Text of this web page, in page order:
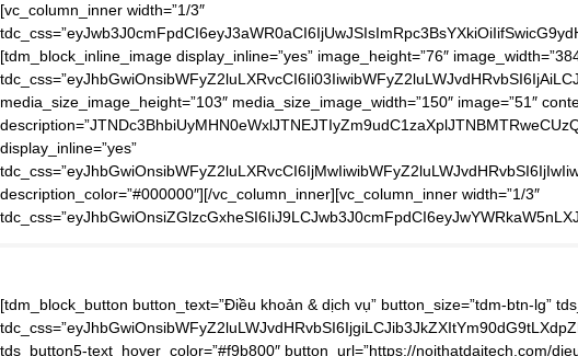
[vc_column_inner width=”1/3″
[tdm_block_inline_image display_inline=”yes” image_height=”76″
media_size_image_height=”103″ media_size_image_width=”150″ image=”51″
display_inline=”yes”
description_color=”#000000″][/vc_column_inner][vc_column_inner width=”1/3″
[tdm_block_button button_text=”Điều khoản & dịch vụ” button_size=”tdm-btn-lg” tds_button=”tds_button5″ tds_button5-text_color=”#000000″ button_tdicon=”tdc-font-tdmp tdc-font-tdmp-arrow-cut-right” tdc_css=”eyJhbGwiOnsibWFyZ2luLWJvdHRvbSI6IjgiLCJib3JkZXItYm90dG9tLXdpZHRoIjoiMSIsInBhZGRpbmctYm90dG9tIjoiMTAiLCJib3JkZXItc3R5bGUiOiJkYXNoZWQiLCJib3JkZXItY29sb3IiOiJyZ2JhKDAsMCwwLDAuMDYpIiwiZGlzcGxheSI6IiJ9LCJwaG9uZSI6eyJjb250ZW50LWgtYWxpZ24iOiJjb250ZW50LWhvcml6LWNlbnRlciIsImRpc3BsYXkiOiIifSwicGhvbmVfbWF4X3dpZHRoIjo3Njd9″ tds_button5-text_hover_color=”#f9b800″ button_url=”https://noithatdaitech.com/dieu-khoan-dich-vu/”][tdm_block_button button_text=”Chính sách ưu đãi” button_size=”tdm-btn-lg” tds_button=”tds_button5″ tds_button5-text_color=”#000000″ button_tdicon=”tdc-font-tdmp tdc-font-tdmp-arrow-cut-right” tdc_css=”eyJhbGwiOnsibWFyZ2luLWJvdHRvbSI6IjgiLCJib3JkZXItYm90dG9tLXdpZHRoIjoiMSIsInBhZGRpbmctYm90dG9tIjoiMTAiLCJib3JkZXItc3R5bGUiOiJkYXNoZWQiLCJib3JkZXItY29sb3IiOiJyZ2JhKDAsMCwwLDAuMDYpIiwiZGlzcGxheSI6IiJ9LCJwaG9uZSI6eyJjb250ZW50LWgtYWxpZ24iOiJjb250ZW50LWhvcml6LWNlbnRlciIsImRpc3BsYXkiOiIifSwicGhvbmVfbWF4X3dpZHRoIjo3Njd9″ tds_button5-text_hover_color=”#f9b800″ button_url=”https://noithatdaitech.com/chinh-sach-uu-dai/”][tdm_block_button button_size=”tdm-btn-lg” tds_button=”tds_button5″ tds_button5-text_color=”#000000″ button_tdicon=”tdc-font-tdmp tdc-font-tdmp-arrow-cut-right” tdc_css=”eyJhbGwiOnsibWFyZ2luLWJvdHRvbSI6IjgiLCJib3JkZXItYm90dG9tLXdpZHRoIjoiMSIsInBhZGRpbmctYm90dG9tIjoiMTAiLCJib3JkZXItc3R5bGUiOiJkYXNoZWQiLCJib3JkZXItY29sb3IiOiJyZ2JhKDAsMCwwLDAuMDYpIiwiZGlzcGxheSI6IiJ9LCJwaG9uZSI6eyJjb250ZW50LWgtYWxpZ24iOiJjb250ZW50LWhvcml6LWNlbnRlciIsImRpc3BsYXkiOiIifSwicGhvbmVfbWF4X3dpZHRoIjo3Njd9″ tds_button5-text_hover_color=”#f9b800″ button_text=”Phiếu quà tặng” button_url=”https://noithatdaitech.com/phieu-qua-tang/”][tdm_block_button button_size=”tdm-btn-lg” tds_button=”tds_button5″ tds_button5-text_color=”#000000″ button_tdicon=”tdc-font-tdmp tdc-font-tdmp-arrow-cut-right” tdc_css=”eyJhbGwiOnsibWFyZ2luLWJvdHRvbSI6IjgiLCJib3JkZXItYm90dG9tLXdpZHRoIjoiMSIsInBhZGRpbmctYm90dG9tIjoiMTAiLCJib3JkZXItc3R5bGUiOiJkYXNoZWQiLCJib3JkZXItY29sb3IiOiJyZ2JhKDAsMCwwLDAuMDYpIiwiZGlzcGxheSI6IiJ9LCJwaG9uZSI6eyJjb250ZW50LWgtYWxpZ24iOiJjb250ZW50LWhvcml6LWNlbnRlciIsImRpc3BsYXkiOiIifSwicGhvbmVfbWF4X3dpZHRoIjo3Njd9″ tds_button5-text_hover_color=”#f9b800″ button_text=”Cơ hội hợp tác” button_url=”https://noithatdaitech.com/co-hoi-hop-tac/”][tdm_block_button button_size=”tdm-btn-lg” tds_button=”tds_button5″ tds_button5-text_color=”#000000″ button_tdicon=”tdc-font-tdmp tdc-font-tdmp-arrow-cut-right” tdc_css=”eyJhbGwiOnsibWFyZ2luLWJvdHRvbSI6IjgiLCJib3JkZXItYm90dG9tLXdpZHRoIjoiMSIsInBhZGRpbmctYm90dG9tIjoiMTAiLCJib3JkZXItc3R5bGUiOiJkYXNoZWQiLCJib3JkZXItY29sb3IiOiJyZ2JhKDAsMCwwLDAuMDYpIiwiZGlzcGxheSI6IiJ9LCJwaG9uZSI6eyJjb250ZW50LWgtYWxpZ24iOiJjb250ZW50LWhvcml6LWNlbnRlciIsImRpc3BsYXkiOiIifSwicGhvbmVfbWF4X3dpZHRoIjo3Njd9″ tds_button5-text_hover_color=”#f9b800″ button_text=”Thanh toán đảm bảo” button_url=”https://noithatdaitech.com/thanh-toan-dam-bao/”][tdm_block_button button_size=”tdm-btn-lg” tds_button=”tds_button5″ tds_button5-text_color=”#000000″ button_tdicon=”tdc-font-tdmp tdc-font-tdmp-arrow-cut-right” tdc_css=”eyJhbGwiOnsibWFyZ2luLWJvdHRvbSI6IjgiLCJib3JkZXItYm90dG9tLXdpZHRoIjoiMSIsInBhZGRpbmctYm90dG9tIjoiMTAiLCJib3JkZXItc3R5bGUiOiJkYXNoZWQiLCJib3JkZXItY29sb3IiOiJyZ2JhKDAsMCwwLDAuMDYpIiwiZGlzcGxheSI6IiJ9LCJwaG9uZSI6eyJjb250ZW50LWgtYWxpZ24iOiJjb250ZW50LWhvcml6LWNlbnRlciIsImRpc3BsYXkiOiIifSwicGhvbmVfbWF4X3dpZHRoIjo3Njd9″ tds_button5-text_hover_color=”#f9b800″ button_text=”Thời gian và chi phí giao hàng” button_url=”https://noithatdaitech.com/thoi-gian-va-chi-phi-giao-hang/”][tdm_block_button button_size=”tdm-btn-lg” tds_button=”tds_button5″ tds_button5-text_color=”#000000″ button_tdicon=”tdc-font-tdmp tdc-font-tdmp-arrow-cut-right”